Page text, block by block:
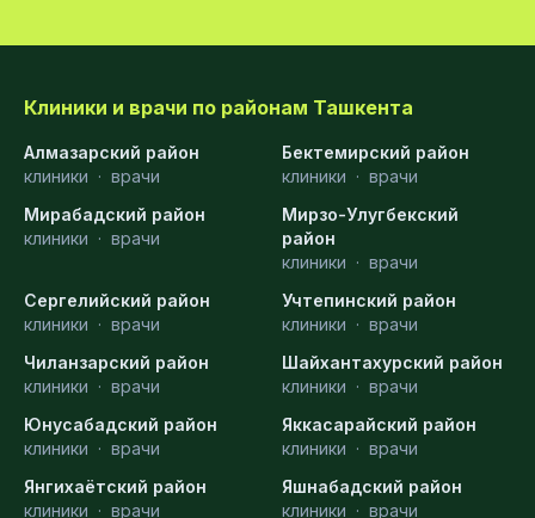
Клиники и врачи по районам Ташкента
Алмазарский район
клиники · врачи
Бектемирский район
клиники · врачи
Мирабадский район
клиники · врачи
Мирзо-Улугбекский
район
клиники · врачи
Сергелийский район
клиники · врачи
Учтепинский район
клиники · врачи
Чиланзарский район
клиники · врачи
Шайхантахурский район
клиники · врачи
Юнусабадский район
клиники · врачи
Яккасарайский район
клиники · врачи
Янгихаётский район
клиники · врачи
Яшнабадский район
клиники · врачи